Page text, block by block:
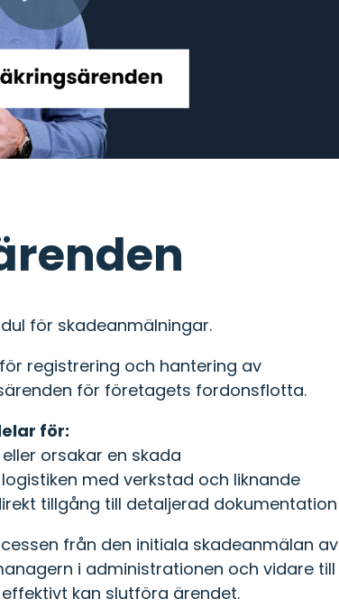
för skadeanmälningar.
registrering och hantering av
för företagets fordonsflotta.
för:
orsakar en skada
med verkstad och liknande
tillgång till detaljerad dokumentation
från den initiala skadeanmälan av
i administrationen och vidare till
kan slutföra ärendet.